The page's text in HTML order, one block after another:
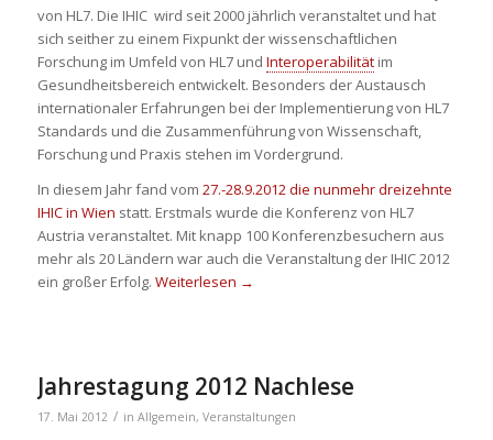
von HL7. Die IHIC wird seit 2000 jährlich veranstaltet und hat
sich seither zu einem Fixpunkt der wissenschaftlichen
Forschung im Umfeld von HL7 und Interoperabilitätim
Gesundheitsbereich entwickelt. Besonders der Austausch
internationaler Erfahrungen bei der Implementierung von HL7
Standards und die Zusammenführung von Wissenschaft,
Forschung und Praxis stehen im Vordergrund.
In diesem Jahr fand vom 27.-28.9.2012 die nunmehr dreizehnte
IHIC in Wien statt. Erstmals wurde die Konferenz von HL7
Austria veranstaltet. Mit knapp 100 Konferenzbesuchern aus
mehr als 20 Ländern war auch die Veranstaltung der IHIC 2012
ein großer Erfolg. Weiterlesen →
Jahrestagung 2012 Nachlese
17. Mai 2012 / in Allgemein, Veranstaltungen